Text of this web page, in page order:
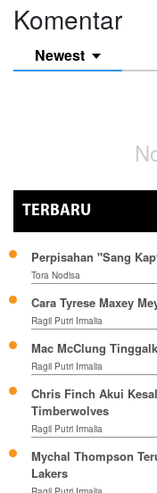
Komentar
Newest
TERBARU
Perpisahan "Sang
Tora Nodisa
Cara Tyrese Maxey
Ragil Putri Irmalia
Mac McClung
Ragil Putri Irmalia
Chris Finch Akui
Timberwolves
Ragil Putri Irmalia
Mychal Thompson
Lakers